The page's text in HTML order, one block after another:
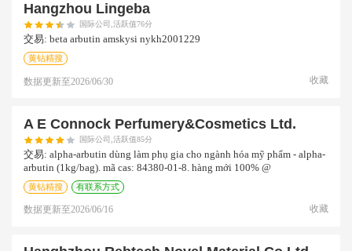
Hangzhou Lingeba
国际公司,活跃值76分
交易: beta arbutin amskysi nykh2001229
黄钻精搜
数据更新至2026/06/30 收藏
A E Connock Perfumery&cosmetics Ltd.
国际公司,活跃值85分
交易: alpha-arbutin dùng làm phụ gia cho ngành hóa mỹ phẩm - alpha-
arbutin (1kg/bag). mã cas: 84380-01-8. hàng mới 100% @
黄钻精搜 有联系方式
数据更新至2026/06/16 收藏